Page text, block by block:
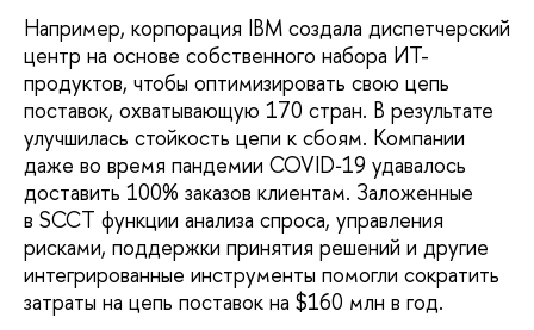
Например, корпорация IBM создала диспетчерский
центр на основе собственного набора ИТ-
продуктов, чтобы оптимизировать свою цепь
поставок, охватывающую 170 стран. В результате
улучшилась стойкость цепи к сбоям. Компании
даже во время пандемии COVID‑19 удавалось
доставить 100% заказов клиентам. Заложенные
в SCCT функции анализа спроса, управления
рисками, поддержки принятия решений и другие
интегрированные инструменты помогли сократить
затраты на цепь поставок на $160 млн в год.